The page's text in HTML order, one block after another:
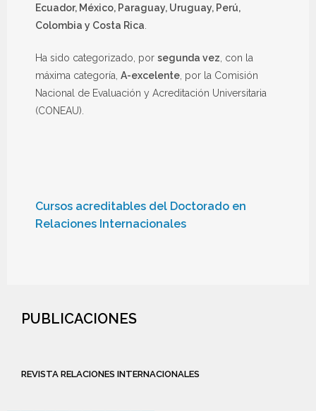
Ecuador, México, Paraguay, Uruguay, Perú,
Colombia y Costa Rica
Ha sido categorizado, por segunda vez , con la
máxima categoría, A-excelente , por la Comisión
Nacional de Evaluación y Acreditación Universitaria
(CONEAU).
Cursos acreditables del Doctorado en
Relaciones Internacionales
PUBLICACIONES
REVISTA RELACIONES INTERNACIONALES